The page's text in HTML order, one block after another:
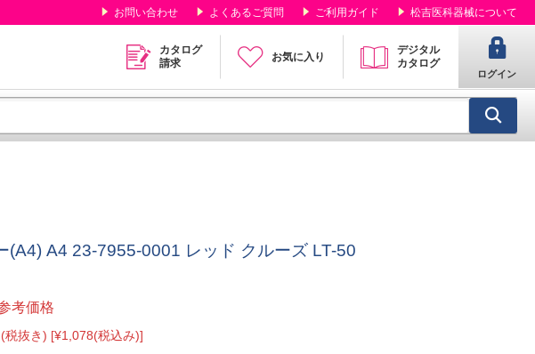
お問い合わせ よくあるご質問 ご利用ガイド 松吉医科器械について
カタログ
請求
お気に入り
デジタル
カタログ
ログイン
(A4) A4 23-7955-0001 レッド クルーズ LT-50
考価格
(税抜き) [¥1,078(税込み)]